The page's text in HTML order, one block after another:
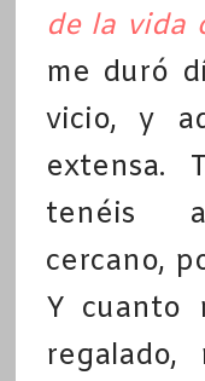
de la vida
me duró
vicio, y
extensa.
tenéis
cercano,
Y cuanto
regalado,